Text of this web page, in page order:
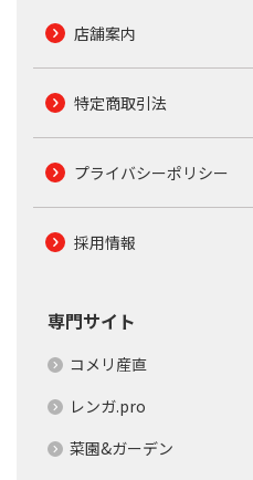
店舗案内
特定商取引法
プライバシーポリシー
採用情報
専門サイト
コメリ産直
レンガ.pro
菜園&ガーデン